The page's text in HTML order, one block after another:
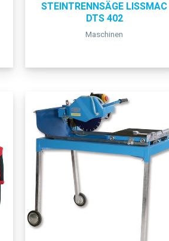
STEINTRENNSÄGE LISSMAC
DTS 402
Maschinen